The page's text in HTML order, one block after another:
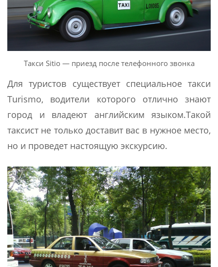
Такси Sitio — приезд после телефонного звонка
Для туристов существует специальное такси
Turismo, водители которого отлично знают
город и владеют английским языком.Такой
таксист не только доставит вас в нужное место,
но и проведет настоящую экскурсию.